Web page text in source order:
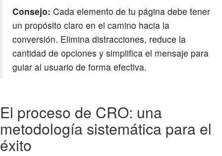
Consejo: Cada elemento de tu página debe tener
un propósito claro en el camino hacia la
conversión. Elimina distracciones, reduce la
cantidad de opciones y simplifica el mensaje para
guiar al usuario de forma efectiva.
El proceso de CRO: una
metodología sistemática para el
éxito